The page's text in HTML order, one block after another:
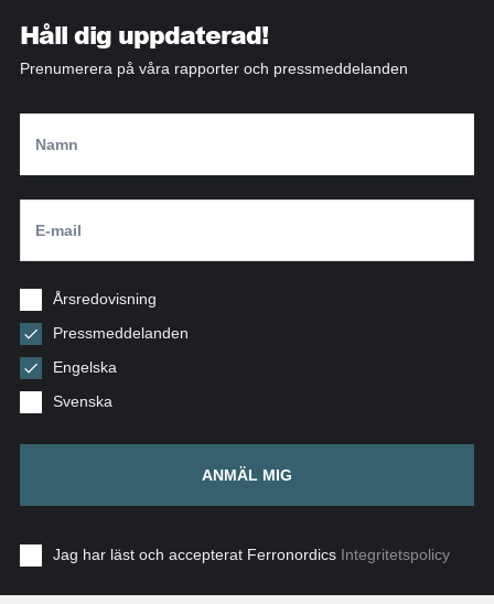
Håll dig uppdaterad!
Prenumerera på våra rapporter och pressmeddelanden
Årsredovisning
Pressmeddelanden
Engelska
Svenska
ANMÄL MIG
Jag har läst och accepterat Ferronordics Integritetspolicy